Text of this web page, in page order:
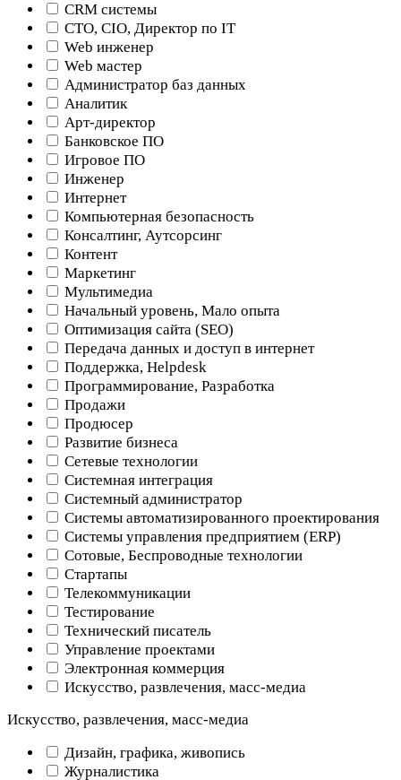
CRM системы
CTO, CIO, Директор по IT
Web инженер
Web мастер
Администратор баз данных
Аналитик
Арт-директор
Банковское ПО
Игровое ПО
Инженер
Интернет
Компьютерная безопасность
Консалтинг, Аутсорсинг
Контент
Маркетинг
Мультимедиа
Начальный уровень, Мало опыта
Оптимизация сайта (SEO)
Передача данных и доступ в интернет
Поддержка, Helpdesk
Программирование, Разработка
Продажи
Продюсер
Развитие бизнеса
Сетевые технологии
Системная интеграция
Системный администратор
Системы автоматизированного проектирования
Системы управления предприятием (ERP)
Сотовые, Беспроводные технологии
Стартапы
Телекоммуникации
Тестирование
Технический писатель
Управление проектами
Электронная коммерция
Искусство, развлечения, масс-медиа
Искусство, развлечения, масс-медиа
Дизайн, графика, живопись
Журналистика